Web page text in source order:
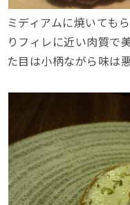
ミディアムに焼いても
りフィレに近い肉質で
た目は小柄ながら味は